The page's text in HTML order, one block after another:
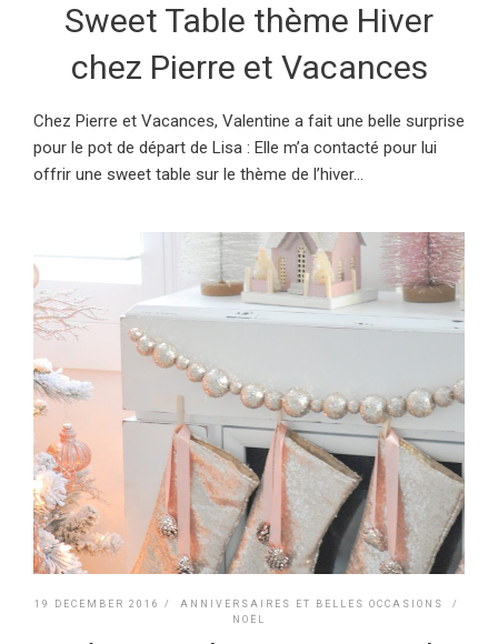
Sweet Table thème Hiver
chez Pierre et Vacances
Chez Pierre et Vacances, Valentine a fait une belle surprise
pour le pot de départ de Lisa : Elle m’a contacté pour lui
offrir une sweet table sur le thème de l’hiver...
19 DECEMBER 2016 / ANNIVERSAIRES ET BELLES OCCASIONS
/
NOËL